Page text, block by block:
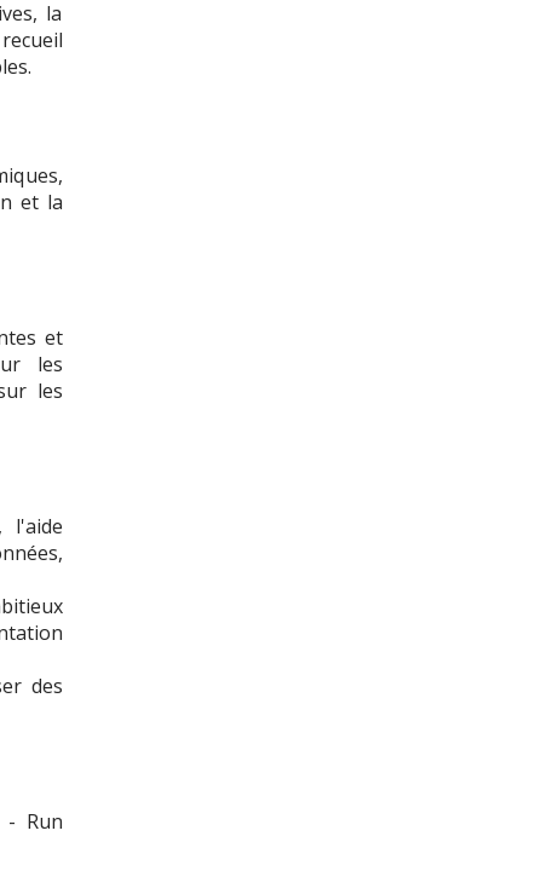
la
et la
et
les
les
l'aide
des
- Run